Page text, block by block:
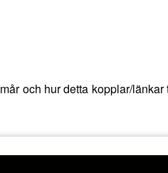
och hur detta kopplar/